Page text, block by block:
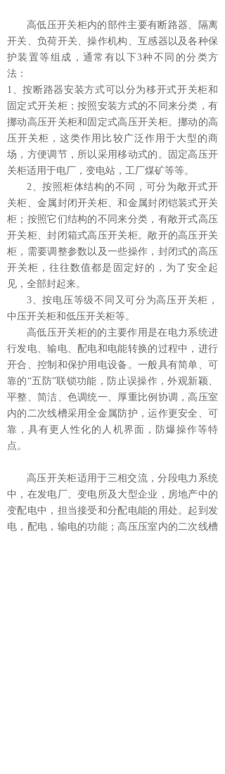
高低压开关柜内的部件主要有断路器、隔离
开关、负荷开关、操作机构、互感器以及各种保
护装置等组成，通常有以下3种不同的分类方
法：
1、按断路器安装方式可以分为移开式开关柜和
固定式开关柜；按照安装方式的不同来分类，有
挪动高压开关柜和固定式高压开关柜。挪动的高
压开关柜，这类作用比较广泛作用于大型的商
场，方便调节，所以采用移动式的。固定高压开
关柜适用于电厂，变电站，工厂煤矿等等。
2、按照柜体结构的不同，可分为敞开式开
关柜、金属封闭开关柜、和金属封闭铠装式开关
柜；按照它们结构的不同来分类，有敞开式高压
开关柜、封闭箱式高压开关柜。敞开的高压开关
柜，需要调整参数以及一些操作，封闭式的高压
开关柜，往往数值都是固定好的，为了安全起
见，全部封起来。
3、按电压等级不同又可分为高压开关柜，
中压开关柜和低压开关柜等。
高低压开关柜的的主要作用是在电力系统进
行发电、输电、配电和电能转换的过程中，进行
开合、控制和保护用电设备。一般具有简单、可
靠的“五防”联锁功能，防止误操作，外观新颖、
平整、简洁、色调统一、厚重比例协调，高压室
内的二次线槽采用全金属防护，运作更安全、可
靠，具有更人性化的人机界面，防爆操作等特
点。
高压开关柜适用于三相交流，分段电力系统
中，在发电厂、变电所及大型企业，房地产中的
变配电中，担当接受和分配电能的用处。起到发
电，配电，输电的功能；高压压室内的二次线槽